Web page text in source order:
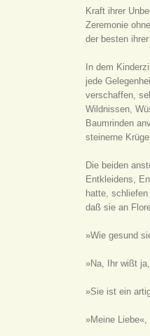
Kraft ihrer
Zeremonie
der besten
In dem
jede
verschaffen,
Wildnissen,
Baumrinden
steinerne
Die beiden
Entkleidens,
hatte,
daß sie an
»Wie gesund
»Na, Ihr wißt
»Sie ist ein
»Meine